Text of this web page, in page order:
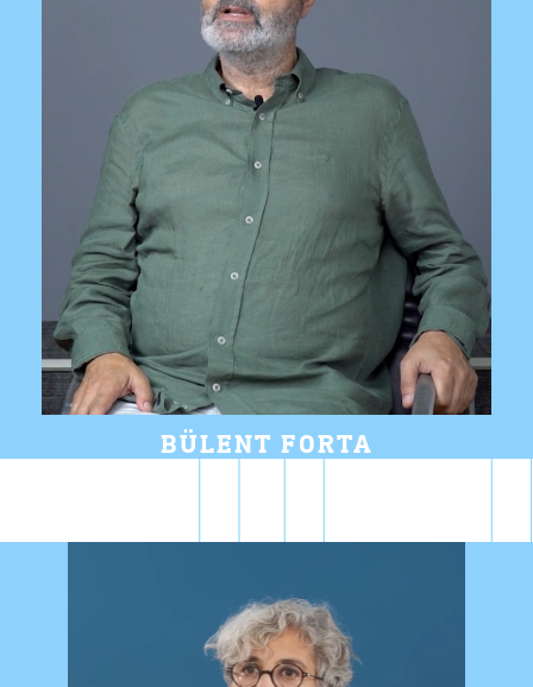
BÜLENT FORTA